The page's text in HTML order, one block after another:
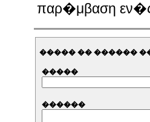
παρ�μβαση εν�ς
����� �� ������
�����
������